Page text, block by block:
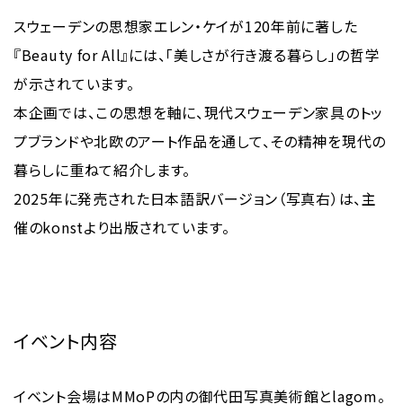
スウェーデンの思想家エレン・ケイが120年前に著した
『Beauty for All』には、「美しさが行き渡る暮らし」の哲学
が示されています。
本企画では、この思想を軸に、現代スウェーデン家具のトッ
プブランドや北欧のアート作品を通して、その精神を現代の
暮らしに重ねて紹介します。
2025年に発売された日本語訳バージョン（写真右）は、主
催のkonstより出版されています。
イベント内容
イベント会場はMMoPの内の御代田写真美術館とlagom。